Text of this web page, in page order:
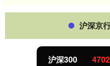
沪深京
沪深300